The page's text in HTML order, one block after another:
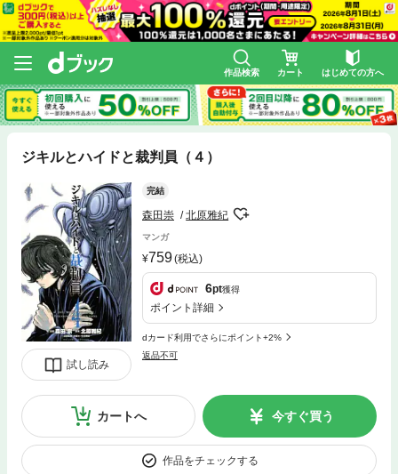
作品検索 カート はじめての方へ
ジキルとハイドと裁判員（４）
試し読み
完結
森田崇 北原雅紀
マンガ
759(税込)
6pt獲得
ポイント詳細
dカード利用でさらにポイント+2%
返品不可
カートへ 今すぐ買う
作品をチェックする